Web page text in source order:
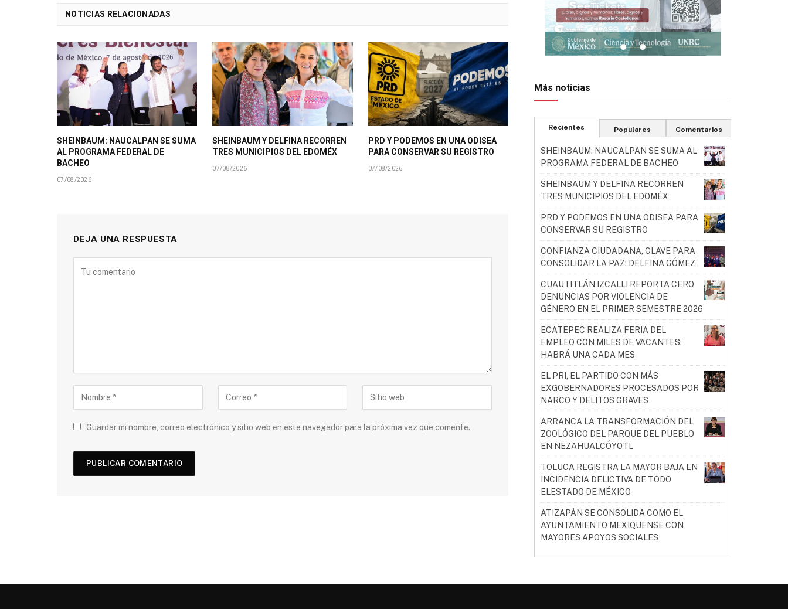
NOTICIAS RELACIONADAS
SHEINBAUM: NAUCALPAN SE SUMA
AL PROGRAMA FEDERAL DE
BACHEO
07/08/2026
SHEINBAUM Y DELFINA RECORREN
TRES MUNICIPIOS DEL EDOMÉX
07/08/2026
PRD Y PODEMOS EN UNA ODISEA
PARA CONSERVAR SU REGISTRO
07/08/2026
DEJA UNA RESPUESTA
Guardar mi nombre, correo electrónico y sitio web en este navegador para la próxima vez que comente.
Más noticias
Recientes Populares Comentarios
SHEINBAUM: NAUCALPAN SE SUMA AL
PROGRAMA FEDERAL DE BACHEO
SHEINBAUM Y DELFINA RECORREN
TRES MUNICIPIOS DEL EDOMÉX
PRD Y PODEMOS EN UNA ODISEA PARA
CONSERVAR SU REGISTRO
CONFIANZA CIUDADANA, CLAVE PARA
CONSOLIDAR LA PAZ: DELFINA GÓMEZ
CUAUTITLÁN IZCALLI REPORTA CERO
DENUNCIAS POR VIOLENCIA DE
GÉNERO EN EL PRIMER SEMESTRE 2026
ECATEPEC REALIZA FERIA DEL
EMPLEO CON MILES DE VACANTES;
HABRÁ UNA CADA MES
EL PRI, EL PARTIDO CON MÁS
EXGOBERNADORES PROCESADOS POR
NARCO Y DELITOS GRAVES
ARRANCA LA TRANSFORMACIÓN DEL
ZOOLÓGICO DEL PARQUE DEL PUEBLO
EN NEZAHUALCÓYOTL
TOLUCA REGISTRA LA MAYOR BAJA EN
INCIDENCIA DELICTIVA DE TODO
ELESTADO DE MÉXICO
ATIZAPÁN SE CONSOLIDA COMO EL
AYUNTAMIENTO MEXIQUENSE CON
MAYORES APOYOS SOCIALES